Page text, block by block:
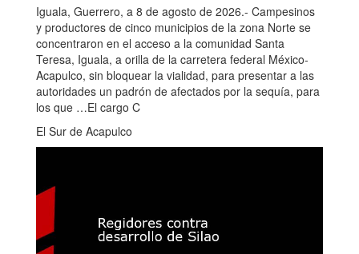
Iguala, Guerrero, a 8 de agosto de 2026.- Campesinos
y productores de cinco municipios de la zona Norte se
concentraron en el acceso a la comunidad Santa
Teresa, Iguala, a orilla de la carretera federal México-
Acapulco, sin bloquear la vialidad, para presentar a las
autoridades un padrón de afectados por la sequía, para
los que …El cargo C
El Sur de Acapulco